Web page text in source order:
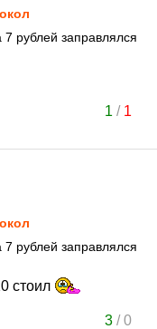
рублей заправлялся
1 / 1
рублей заправлялся
стоил
3/0